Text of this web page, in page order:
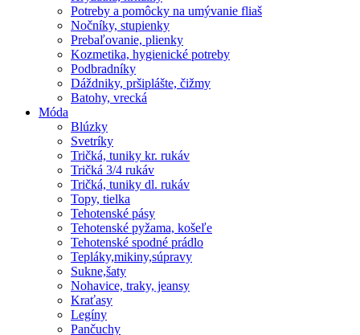
Potreby a pomôcky na umývanie fliaš
Nočníky, stupienky
Prebaľovanie, plienky
Kozmetika, hygienické potreby
Podbradníky
Dáždniky, pršiplášte, čižmy
Batohy, vrecká
Móda
Blúzky
Svetríky
Tričká, tuniky kr. rukáv
Tričká 3/4 rukáv
Tričká, tuniky dl. rukáv
Topy, tielka
Tehotenské pásy
Tehotenské pyžama, košeľe
Tehotenské spodné prádlo
Tepláky,mikiny,súpravy
Sukne,šaty
Nohavice, traky, jeansy
Kraťasy
Legíny
Pančuchy